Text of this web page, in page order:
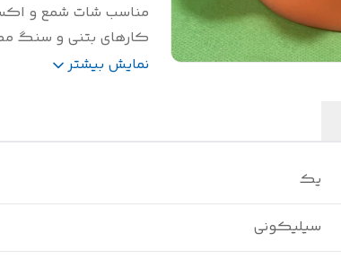
مناسب شات شمع و
کارهای بتنی و سنگ
وزن(گرم):
1150نمایش بیشتر
یک
سیلیکونی